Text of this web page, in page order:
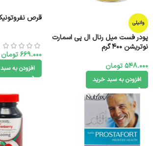
وانیلی
پودر فست میل رنال ال پی اسمارت
نوتریشن 400 گرم
548.000تومان
افزودن به سبد خرید
قرص نفروتونیک
669.000تومان
افزودن به